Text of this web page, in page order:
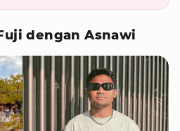
dengan Asnawi